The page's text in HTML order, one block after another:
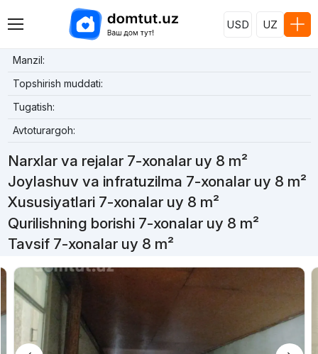
USD UZ
Manzil:
Topshirish muddati:
Tugatish:
Avtoturargoh:
Narxlar va rejalar 7-xonalar uy 8 m²
Joylashuv va infratuzilma 7-xonalar uy 8 m²
Xususiyatlari 7-xonalar uy 8 m²
Qurilishning borishi 7-xonalar uy 8 m²
Tavsif 7-xonalar uy 8 m²